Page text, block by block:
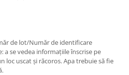
de lot/Număr de identificare
a se vedea informaţiile înscrise pe
loc uscat şi răcoros. Apa trebuie să fie